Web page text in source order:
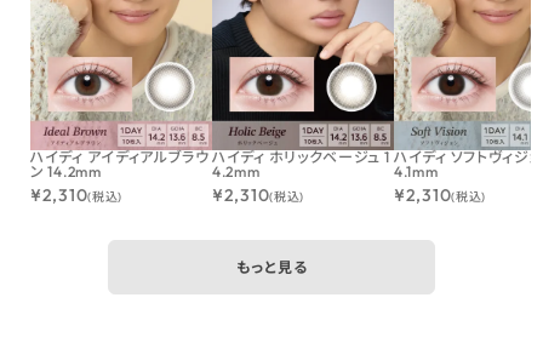
ハイディ アイディアルブラウ
ン 14.2mm
¥2,310(税込)
ハイディ ホリックベージュ 1
4.2mm
¥2,310(税込)
ハイディ ソフトヴィジ
4.1mm
¥2,310(税込)
もっと見る